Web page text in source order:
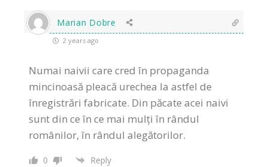
Marian Dobre
2 years ago
Numai naivii care cred în propaganda
mincinoasă pleacă urechea la astfel de
înregistrări fabricate. Din păcate acei naivi
sunt din ce în ce mai mulți în rândul
românilor, în rândul alegătorilor.
0 Reply